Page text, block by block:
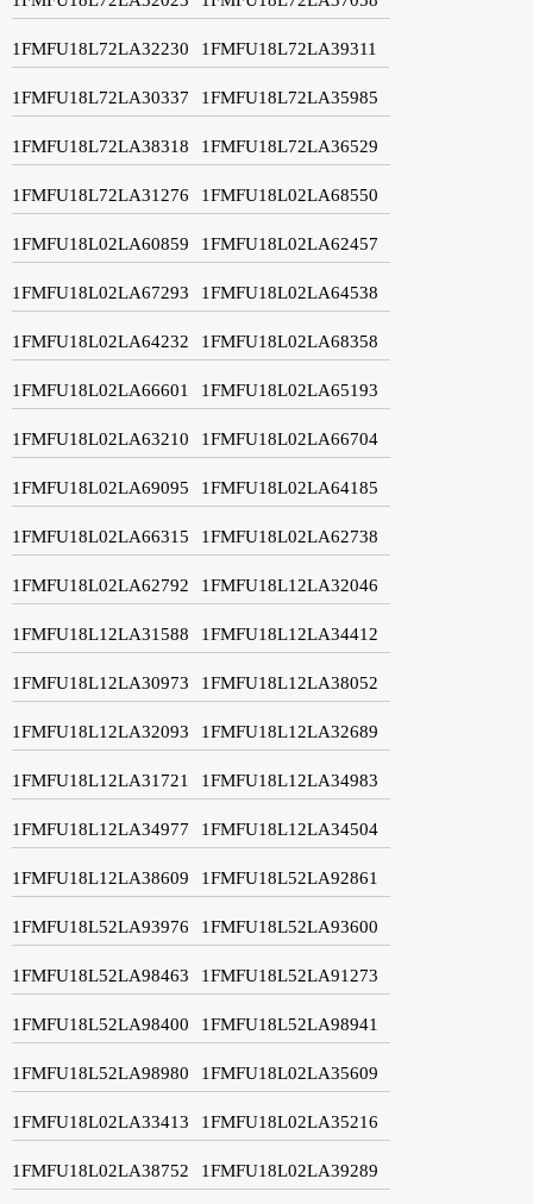
1FMFU18L72LA32230 1FMFU18L72LA39311
1FMFU18L72LA30337 1FMFU18L72LA35985
1FMFU18L72LA38318 1FMFU18L72LA36529
1FMFU18L72LA31276 1FMFU18L02LA68550
1FMFU18L02LA60859 1FMFU18L02LA62457
1FMFU18L02LA67293 1FMFU18L02LA64538
1FMFU18L02LA64232 1FMFU18L02LA68358
1FMFU18L02LA66601 1FMFU18L02LA65193
1FMFU18L02LA63210 1FMFU18L02LA66704
1FMFU18L02LA69095 1FMFU18L02LA64185
1FMFU18L02LA66315 1FMFU18L02LA62738
1FMFU18L02LA62792 1FMFU18L12LA32046
1FMFU18L12LA31588 1FMFU18L12LA34412
1FMFU18L12LA30973 1FMFU18L12LA38052
1FMFU18L12LA32093 1FMFU18L12LA32689
1FMFU18L12LA31721 1FMFU18L12LA34983
1FMFU18L12LA34977 1FMFU18L12LA34504
1FMFU18L12LA38609 1FMFU18L52LA92861
1FMFU18L52LA93976 1FMFU18L52LA93600
1FMFU18L52LA98463 1FMFU18L52LA91273
1FMFU18L52LA98400 1FMFU18L52LA98941
1FMFU18L52LA98980 1FMFU18L02LA35609
1FMFU18L02LA33413 1FMFU18L02LA35216
1FMFU18L02LA38752 1FMFU18L02LA39289